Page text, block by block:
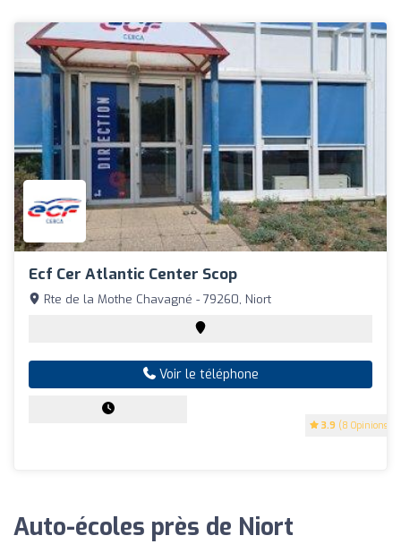
Ecf Cer Atlantic Center Scop
3.9 (8 Opinions)
Rte de la Mothe Chavagné - 79260, Niort
Voir le téléphone
Auto-écoles près de Niort